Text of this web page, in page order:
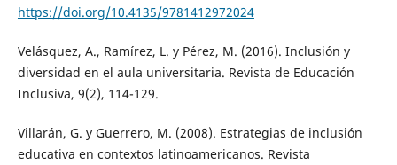
https://doi.org/10.4135/9781412972024
Velásquez, A., Ramírez, L. y Pérez, M. (2016). Inclusión y
diversidad en el aula universitaria. Revista de Educación
Inclusiva, 9(2), 114-129.
Villarán, G. y Guerrero, M. (2008). Estrategias de inclusión
educativa en contextos latinoamericanos. Revista